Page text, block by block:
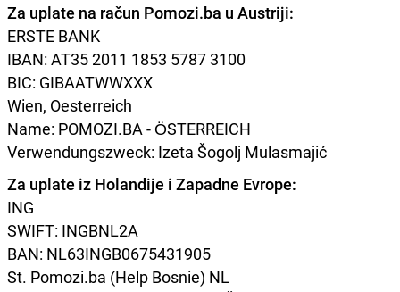
Za uplate na račun Pomozi.ba u Austriji:
ERSTE BANK
IBAN: AT35 2011 1853 5787 3100
BIC: GIBAATWWXXX
Wien, Oesterreich
Name: POMOZI.BA - ÖSTERREICH
Verwendungszweck: Izeta Šogolj Mulasmajić
Za uplate iz Holandije i Zapadne Evrope:
ING
SWIFT: INGBNL2A
BAN: NL63INGB0675431905
St. Pomozi.ba (Help Bosnie) NL